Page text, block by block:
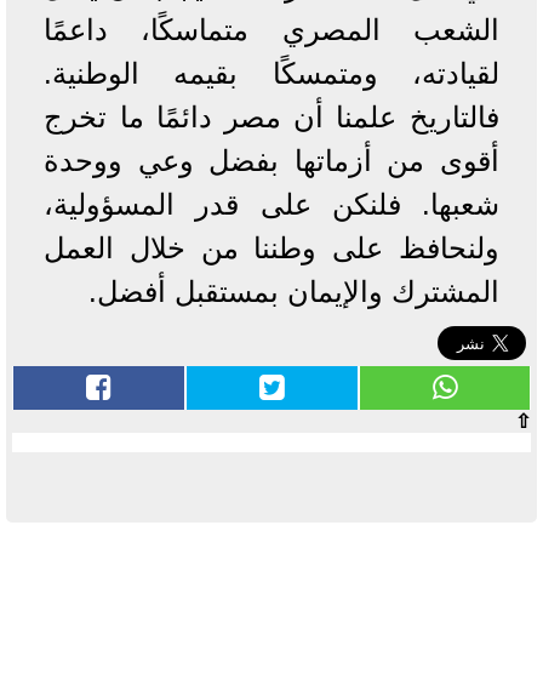
الشعب المصري متماسكًا، داعمًا
لقيادته، ومتمسكًا بقيمه الوطنية.
فالتاريخ علمنا أن مصر دائمًا ما تخرج
أقوى من أزماتها بفضل وعي ووحدة
شعبها. فلنكن على قدر المسؤولية،
ولنحافظ على وطننا من خلال العمل
المشترك والإيمان بمستقبل أفضل.
⇧